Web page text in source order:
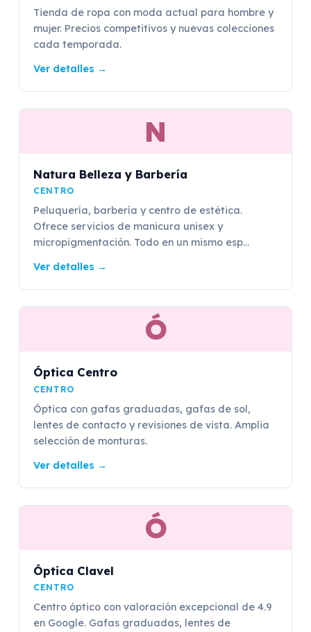
Tienda de ropa con moda actual para hombre y
mujer. Precios competitivos y nuevas colecciones
cada temporada.
Ver detalles →
N
Natura Belleza y Barbería
CENTRO
Peluquería, barbería y centro de estética.
Ofrece servicios de manicura unisex y
micropigmentación. Todo en un mismo esp...
Ver detalles →
Ó
Óptica Centro
CENTRO
Óptica con gafas graduadas, gafas de sol,
lentes de contacto y revisiones de vista. Amplia
selección de monturas.
Ver detalles →
Ó
Óptica Clavel
CENTRO
Centro óptico con valoración excepcional de 4.9
en Google. Gafas graduadas, lentes de